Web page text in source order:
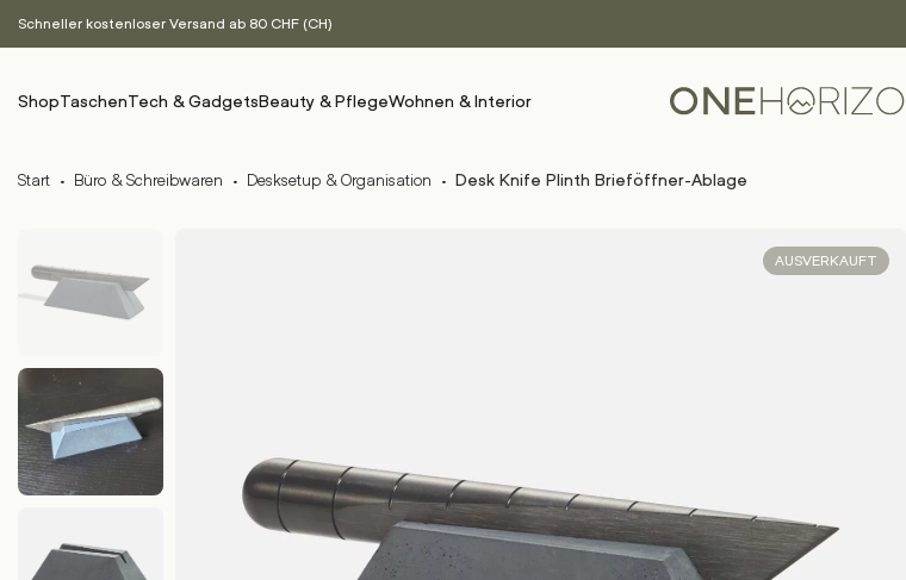
Schneller kostenloser Versand ab 80 CHF (CH)
ShopTaschenTech & GadgetsBeauty & PflegeWohnen & Interior
Start · Büro & Schreibwaren · Desksetup & Organisation · Desk Knife Plinth Brieföffner-Ablage
AUSVERKAUFT